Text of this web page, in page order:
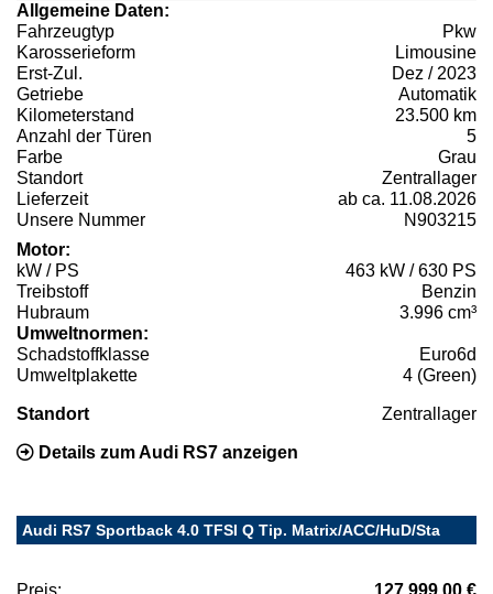
Allgemeine Daten:
Fahrzeugtyp
Pkw
Karosserieform
Limousine
Erst-Zul.
Dez / 2023
Getriebe
Automatik
Kilometerstand
23.500 km
Anzahl der Türen
5
Farbe
Grau
Standort
Zentrallager
Lieferzeit
ab ca. 11.08.2026
Unsere Nummer
N903215
Motor:
kW / PS
463 kW / 630 PS
Treibstoff
Benzin
Hubraum
3.996 cm³
Umweltnormen:
Schadstoffklasse
Euro6d
Umweltplakette
4 (Green)
Standort Zentrallager
Details zum Audi RS7 anzeigen
Audi RS7 Sportback 4.0 TFSI Q Tip. Matrix/ACC/HuD/Sta
Preis: 127.999,00 €